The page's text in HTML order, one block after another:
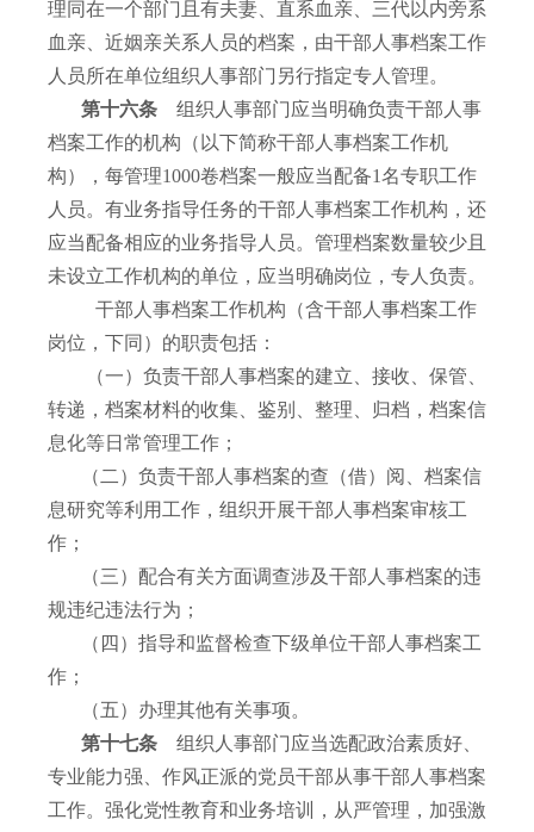
理同在一个部门且有夫妻、直系血亲、三代以内旁系
血亲、近姻亲关系人员的档案，由干部人事档案工作
人员所在单位组织人事部门另行指定专人管理。
第十六条 组织人事部门应当明确负责干部人事
档案工作的机构（以下简称干部人事档案工作机
构），每管理1000卷档案一般应当配备1名专职工作
人员。有业务指导任务的干部人事档案工作机构，还
应当配备相应的业务指导人员。管理档案数量较少且
未设立工作机构的单位，应当明确岗位，专人负责。
干部人事档案工作机构（含干部人事档案工作
岗位，下同）的职责包括：
（一）负责干部人事档案的建立、接收、保管、
转递，档案材料的收集、鉴别、整理、归档，档案信
息化等日常管理工作；
（二）负责干部人事档案的查（借）阅、档案信
息研究等利用工作，组织开展干部人事档案审核工
作；
（三）配合有关方面调查涉及干部人事档案的违
规违纪违法行为；
（四）指导和监督检查下级单位干部人事档案工
作；
（五）办理其他有关事项。
第十七条 组织人事部门应当选配政治素质好、
专业能力强、作风正派的党员干部从事干部人事档案
工作。强化党性教育和业务培训，从严管理，加强激